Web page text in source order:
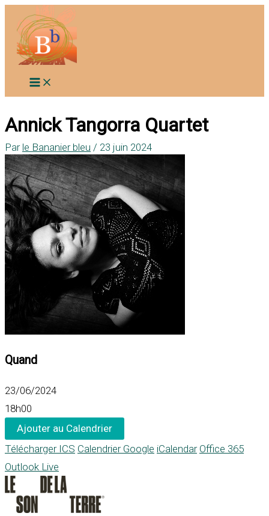
contenu
Annick Tangorra Quartet
Par le Bananier bleu / 23 juin 2024
Quand
23/06/2024
18h00
Ajouter au Calendrier
Télécharger ICS Calendrier Google iCalendar Office 365
Outlook Live